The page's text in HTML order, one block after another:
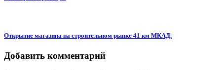
Открытие магазина на строительном рынке 41 км МКАД.
Добавить комментарий